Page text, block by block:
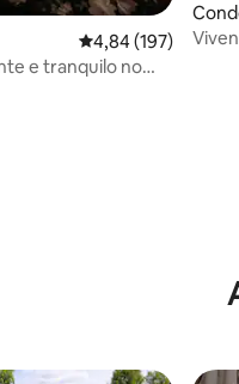
4,84 de uma
4,84 (197)
e tranquilo no